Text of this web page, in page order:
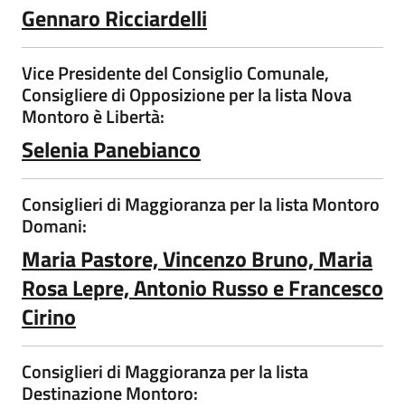
Gennaro Ricciardelli
Vice Presidente del Consiglio Comunale,
Consigliere di Opposizione per la lista Nova
Montoro è Libertà:
Selenia Panebianco
Consiglieri di Maggioranza per la lista Montoro
Domani:
Maria Pastore, Vincenzo Bruno, Maria
Rosa Lepre, Antonio Russo e Francesco
Cirino
Consiglieri di Maggioranza per la lista
Destinazione Montoro: